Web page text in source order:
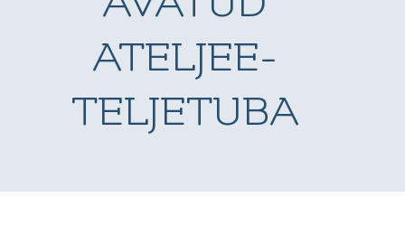
ATELJEE-
TELJETUBA